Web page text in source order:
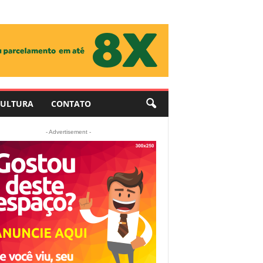
CONTATO
- Advertisement -